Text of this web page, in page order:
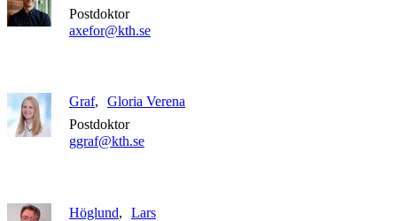
Postdoktor
axefor@kth.se
Graf
Gloria Verena
Postdoktor
ggraf@kth.se
Höglund
Lars